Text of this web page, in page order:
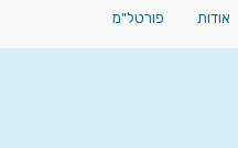
פורטל"מ אודות